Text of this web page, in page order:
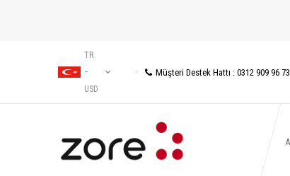
TR
−
USD
Müşteri Destek Hattı : 0312 909 96 73